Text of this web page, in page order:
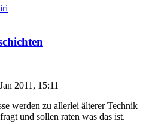
2011, 15:11
werden zu allerlei älterer Technik
und sollen raten was das ist.